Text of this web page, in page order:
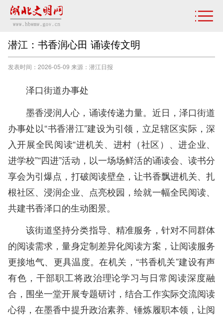
潜江：书香润心田 诵读传文明
发表时间：2026-05-09 来源：潜江日报
泽口街道办事处
墨香浸润人心，诵读传递力量。近日，泽口街道
办事处以“书香潜江”建设为引领，立足辖区实际，深
入开展全民阅读“进机关、进村（社区）、进企业、
进学校”“四进”活动，以一场场鲜活的诵读会、读书分
享会为引爆点，打破阅读壁垒，让书香飘进机关、扎
根社区、浸润企业、点亮校园，绘就一幅全民阅读、
共建书香泽口的生动图景。
该街道坚持分类指导、精准服务，针对不同群体
的阅读需求，量身定制差异化阅读方案，让阅读服务
更接地气、更具温度。在机关，“书香机关”建设有声
有色，干部职工将政治理论学习与日常阅读深度融
合，围坐一堂开展专题研讨，结合工作实际交流阅读
心得，在墨香中提升政治素养、锤炼履职本领，让阅